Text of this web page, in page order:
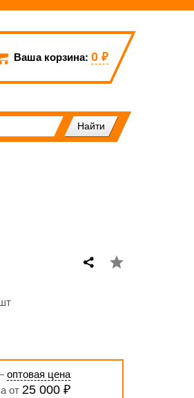
Ваша корзина: 0 ₽
оптовая цена
от 25 000 ₽